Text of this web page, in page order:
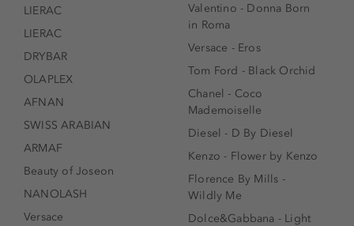
LIERAC
LIERAC
DRYBAR
OLAPLEX
AFNAN
SWISS ARABIAN
ARMAF
Beauty of Joseon
NANOLASH
Versace
Valentino - Donna Born
in Roma
Versace - Eros
Tom Ford - Black Orchid
Chanel - Coco
Mademoiselle
Diesel - D By Diesel
Kenzo - Flower by Kenzo
Florence By Mills -
Wildly Me
Dolce&Gabbana - Light